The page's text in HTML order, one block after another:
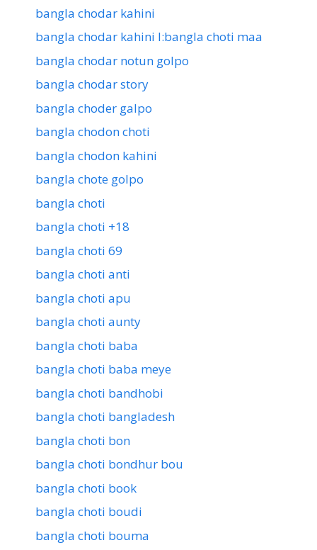
bangla chodar kahini
bangla chodar kahini l:bangla choti maa
bangla chodar notun golpo
bangla chodar story
bangla choder galpo
bangla chodon choti
bangla chodon kahini
bangla chote golpo
bangla choti
bangla choti +18
bangla choti 69
bangla choti anti
bangla choti apu
bangla choti aunty
bangla choti baba
bangla choti baba meye
bangla choti bandhobi
bangla choti bangladesh
bangla choti bon
bangla choti bondhur bou
bangla choti book
bangla choti boudi
bangla choti bouma